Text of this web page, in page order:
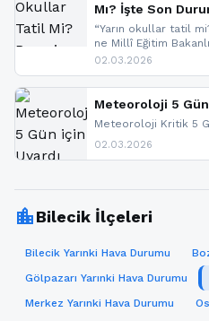
Mı? İşte Son
“Yarın okullar tatil
ne Millî Eğitim
yapılmış resmi bir
paylaşacağız. En
sitemizi takip
02.03.2026
Meteoroloji 5 Gün
Meteoroloji Kritik 5
02.03.2026
location_cityBilecik İlçeleri
Bilecik Yarınki Hava Durumu
Gölpazarı Yarınki Hava Durumu
Merkez Yarınki Hava Durumu